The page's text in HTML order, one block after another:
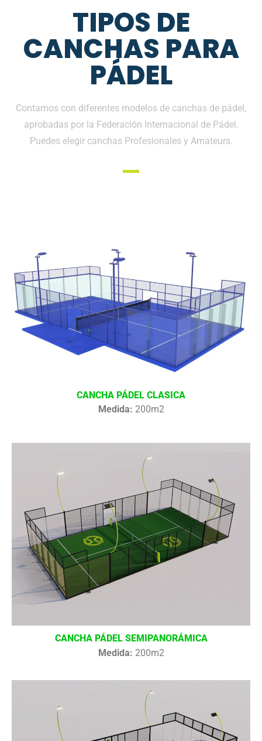
TIPOS DE
CANCHAS PARA
PÁDEL
Contamos con diferentes modelos de canchas de pádel,
aprobadas por la Federación Internacional de Pádel.
Puedes elegir canchas Profesionales y Amateurs.
CANCHA PÁDEL CLASICA
Medida: 200m2
CANCHA PÁDEL SEMIPANORÁMICA
Medida: 200m2